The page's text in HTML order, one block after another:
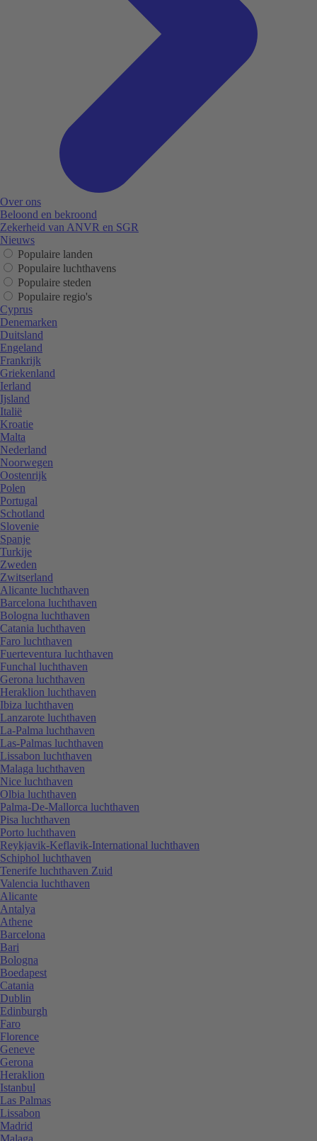
Over ons
Beloond en bekroond
Zekerheid van ANVR en SGR
Nieuws
Populaire landen
Populaire luchthavens
Populaire steden
Populaire regio's
Cyprus
Denemarken
Duitsland
Engeland
Frankrijk
Griekenland
Ierland
Ijsland
Italië
Kroatie
Malta
Nederland
Noorwegen
Oostenrijk
Polen
Portugal
Schotland
Slovenie
Spanje
Turkije
Zweden
Zwitserland
Alicante luchthaven
Barcelona luchthaven
Bologna luchthaven
Catania luchthaven
Faro luchthaven
Fuerteventura luchthaven
Funchal luchthaven
Gerona luchthaven
Heraklion luchthaven
Ibiza luchthaven
Lanzarote luchthaven
La-Palma luchthaven
Las-Palmas luchthaven
Lissabon luchthaven
Malaga luchthaven
Nice luchthaven
Olbia luchthaven
Palma-De-Mallorca luchthaven
Pisa luchthaven
Porto luchthaven
Reykjavik-Keflavik-International luchthaven
Schiphol luchthaven
Tenerife luchthaven Zuid
Valencia luchthaven
Alicante
Antalya
Athene
Barcelona
Bari
Bologna
Boedapest
Catania
Dublin
Edinburgh
Faro
Florence
Geneve
Gerona
Heraklion
Istanbul
Las Palmas
Lissabon
Madrid
Malaga